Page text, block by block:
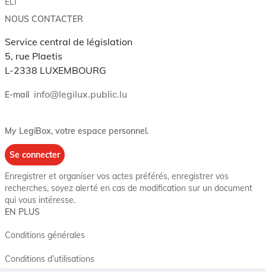
NOUS CONTACTER
Service central de législation
5, rue Plaetis
L-2338 LUXEMBOURG
E-mail info@legilux.public.lu
My LegiBox, votre espace personnel.
Se connecter
Enregistrer et organiser vos actes préférés, enregistrer vos
recherches, soyez alerté en cas de modification sur un document
qui vous intéresse.
EN PLUS
Conditions générales
Conditions d’utilisations